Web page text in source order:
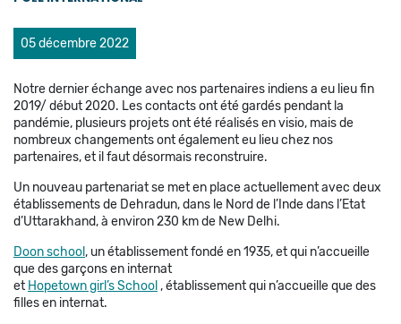
05 décembre 2022
Notre dernier échange avec nos partenaires indiens a eu lieu fin
2019/ début 2020. Les contacts ont été gardés pendant la
pandémie, plusieurs projets ont été réalisés en visio, mais de
nombreux changements ont également eu lieu chez nos
partenaires, et il faut désormais reconstruire.
Un nouveau partenariat se met en place actuellement avec deux
établissements de Dehradun, dans le Nord de l’Inde dans l’Etat
d’Uttarakhand, à environ 230 km de New Delhi.
Doon school , un établissement fondé en 1935, et qui n’accueille
que des garçons en internat
et Hopetown girl’s School , établissement qui n’accueille que des
filles en internat.